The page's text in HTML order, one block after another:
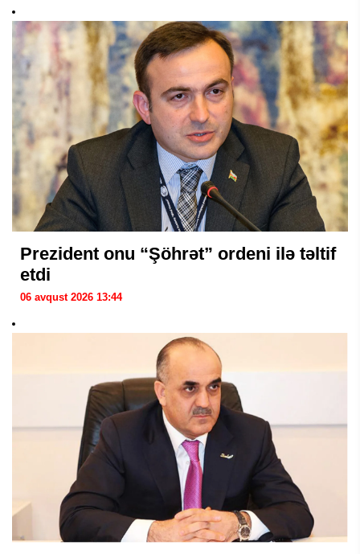
Prezident onu “Şöhrət” ordeni ilə təltif
etdi
06 avqust 2026 13:44